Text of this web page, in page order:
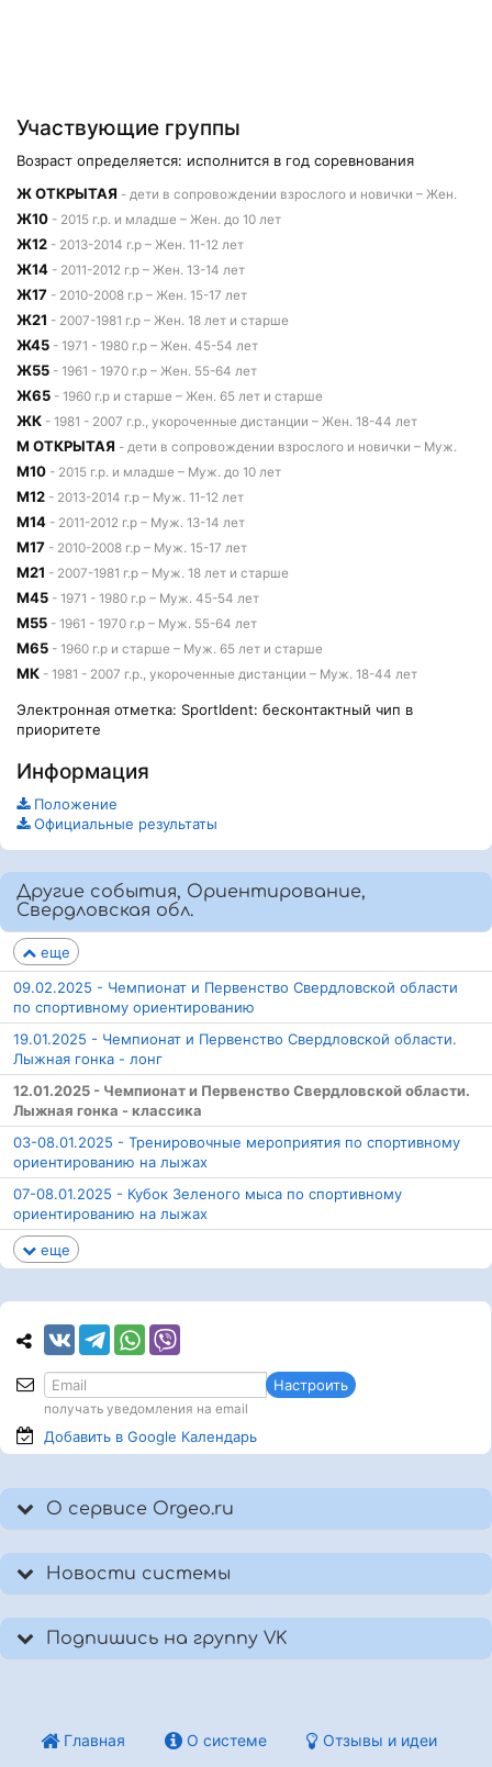
Участвующие группы
Возраст определяется: исполнится в год соревнования
Ж ОТКРЫТАЯ - дети в сопровождении взрослого и новички – Жен.
Ж10 - 2015 г.р. и младше – Жен. до 10 лет
Ж12 - 2013-2014 г.р – Жен. 11-12 лет
Ж14 - 2011-2012 г.р – Жен. 13-14 лет
Ж17 - 2010-2008 г.р – Жен. 15-17 лет
Ж21 - 2007-1981 г.р – Жен. 18 лет и старше
Ж45 - 1971 - 1980 г.р – Жен. 45-54 лет
Ж55 - 1961 - 1970 г.р – Жен. 55-64 лет
Ж65 - 1960 г.р и старше – Жен. 65 лет и старше
ЖК - 1981 - 2007 г.р., укороченные дистанции – Жен. 18-44 лет
М ОТКРЫТАЯ - дети в сопровождении взрослого и новички – Муж.
М10 - 2015 г.р. и младше – Муж. до 10 лет
М12 - 2013-2014 г.р – Муж. 11-12 лет
М14 - 2011-2012 г.р – Муж. 13-14 лет
М17 - 2010-2008 г.р – Муж. 15-17 лет
М21 - 2007-1981 г.р – Муж. 18 лет и старше
М45 - 1971 - 1980 г.р – Муж. 45-54 лет
М55 - 1961 - 1970 г.р – Муж. 55-64 лет
М65 - 1960 г.р и старше – Муж. 65 лет и старше
МК - 1981 - 2007 г.р., укороченные дистанции – Муж. 18-44 лет
Электронная отметка: SportIdent: бесконтактный чип в
приоритете
Информация
Положение
Официальные результаты
Другие события, Ориентирование,
Свердловская обл.
еще
09.02.2025 - Чемпионат и Первенство Свердловской области
по спортивному ориентированию
19.01.2025 - Чемпионат и Первенство Свердловской области.
Лыжная гонка - лонг
12.01.2025 - Чемпионат и Первенство Свердловской области.
Лыжная гонка - классика
03-08.01.2025 - Тренировочные мероприятия по спортивному
ориентированию на лыжах
07-08.01.2025 - Кубок Зеленого мыса по спортивному
ориентированию на лыжах
еще
Настроить
получать уведомления на email
Добавить в Google Календарь
О сервисе Orgeo.ru
Новости системы
Подпишись на группу VK
Главная О системе Отзывы и идеи